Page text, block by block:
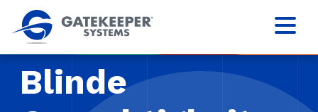
Blinde